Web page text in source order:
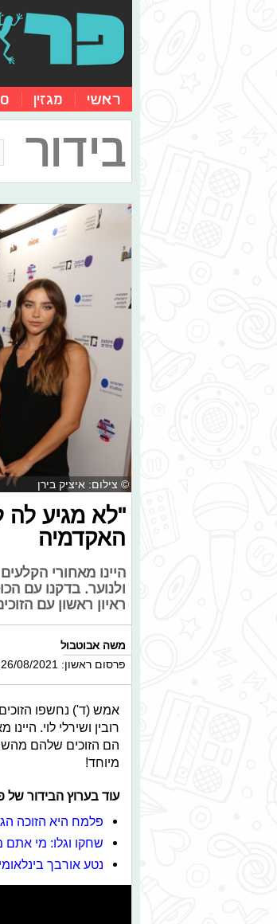
ראשי מגזין
בידור
© צילום: איציק בירן
"לא מגיע לה
האקדמיה
היינו מאחורי
ולנוער. בדקנו עם
ראיון ראשון עם
משה אבוטבול
פרסום ראשון: 26/08/2021, 18:51
אמש (ד') נחשפו הזוכים
רובין ושירלי לוי.
הם הזוכים שלהם
מיוחד!
עוד בערוץ הבידור של
פלמח היא הזוכה
שחקו וגלו: מי אתם
נטע אורבך